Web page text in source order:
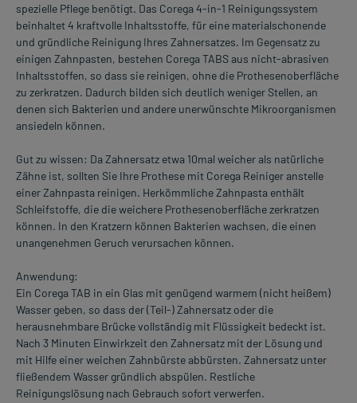
spezielle Pflege benötigt. Das Corega 4-in-1 Reinigungssystem
beinhaltet 4 kraftvolle Inhaltsstoffe, für eine materialschonende
und gründliche Reinigung Ihres Zahnersatzes. Im Gegensatz zu
einigen Zahnpasten, bestehen Corega TABS aus nicht-abrasiven
Inhaltsstoffen, so dass sie reinigen, ohne die Prothesenoberfläche
zu zerkratzen. Dadurch bilden sich deutlich weniger Stellen, an
denen sich Bakterien und andere unerwünschte Mikroorganismen
ansiedeln können.
Gut zu wissen: Da Zahnersatz etwa 10mal weicher als natürliche
Zähne ist, sollten Sie Ihre Prothese mit Corega Reiniger anstelle
einer Zahnpasta reinigen. Herkömmliche Zahnpasta enthält
Schleifstoffe, die die weichere Prothesenoberfläche zerkratzen
können. In den Kratzern können Bakterien wachsen, die einen
unangenehmen Geruch verursachen können.
Anwendung:
Ein Corega TAB in ein Glas mit genügend warmem (nicht heißem)
Wasser geben, so dass der (Teil-) Zahnersatz oder die
herausnehmbare Brücke vollständig mit Flüssigkeit bedeckt ist.
Nach 3 Minuten Einwirkzeit den Zahnersatz mit der Lösung und
mit Hilfe einer weichen Zahnbürste abbürsten. Zahnersatz unter
fließendem Wasser gründlich abspülen. Restliche
Reinigungslösung nach Gebrauch sofort verwerfen.